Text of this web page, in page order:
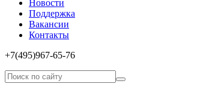
Новости
Поддержка
Вакансии
Контакты
+7(495)967­-65­-76